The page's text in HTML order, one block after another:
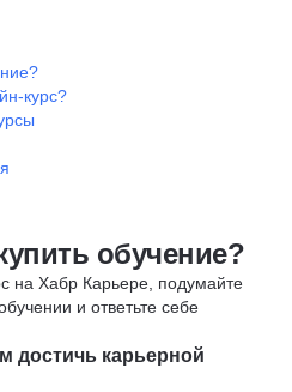
курс?
обучение?
на Хабр Карьере, подумайте
и ответьте себе
достичь карьерной